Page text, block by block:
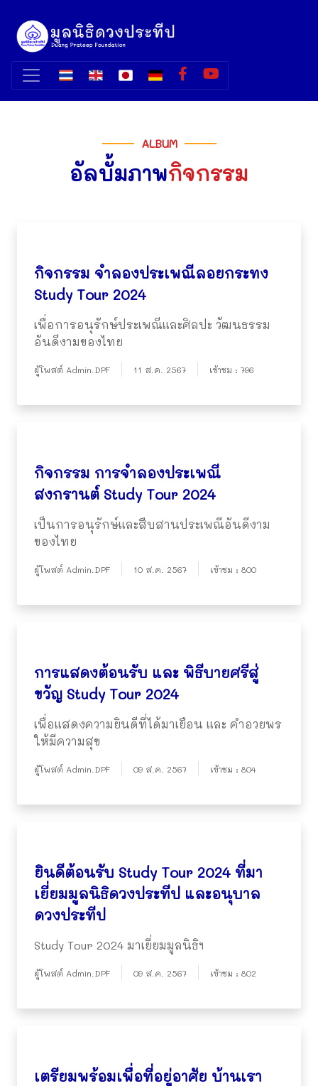
ALBUM
อัลบั้มภาพกิจกรรม
กิจกรรม จำลองประเพณีลอยกระทง
Study Tour 2024
เพื่อการอนุรักษ์ประเพณีและศิลปะ วัฒนธรรม
อันดีงามของไทย
ผู้โพสต์ Admin.DPF 11 ส.ค. 2567 เข้าชม : 796
กิจกรรม การจำลองประเพณี
สงกรานต์ Study Tour 2024
เป็นการอนุรักษ์และสืบสานประเพณีอันดีงาม
ของไทย
ผู้โพสต์ Admin.DPF 10 ส.ค. 2567 เข้าชม : 800
การแสดงต้อนรับ และ พิธีบายศรีสู่
ขวัญ Study Tour 2024
เพื่อแสดงความยินดีที่ได้มาเยือน และ คำอวยพร
ให้มีความสุข
ผู้โพสต์ Admin.DPF 09 ส.ค. 2567 เข้าชม : 804
ยินดีต้อนรับ Study Tour 2024 ที่มา
เยี่ยมมูลนิธิดวงประทีป และอนุบาล
ดวงประทีป
Study Tour 2024 มาเยี่ยมมูลนิธิฯ
ผู้โพสต์ Admin.DPF 09 ส.ค. 2567 เข้าชม : 802
เตรียมพร้อมเพื่อที่อยู่อาศัย บ้านเรา